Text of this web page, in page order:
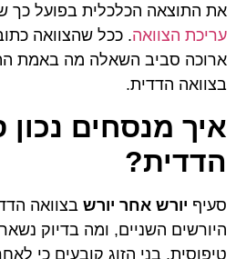
את התוצאה הכלכלית בפועל כך
עריכת הצוואה. ככל שהצוואה
ארוכה סביב השאלה מה באמת
בצוואה הדדית.
איך מנסחים
הדדית?
סעיף יורש אחר יורש בצוואה
היורשים השניים, ומה בדיוק
טיפוסית, בני הזוג קובעים כי